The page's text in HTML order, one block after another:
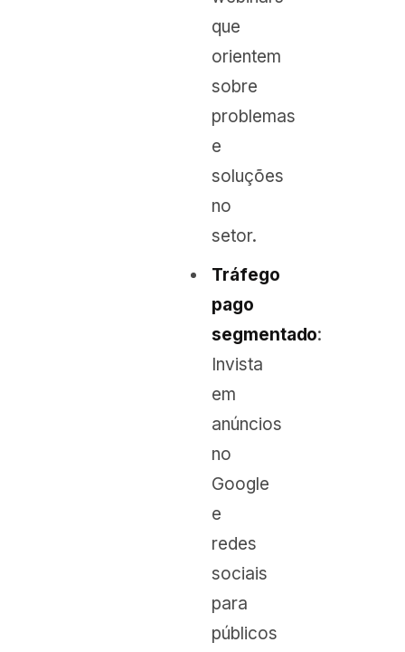
que
orientem
sobre
problemas
e
soluções
no
setor.
Tráfego
pago
segmentado:
Invista
em
anúncios
no
Google
e
redes
sociais
para
públicos